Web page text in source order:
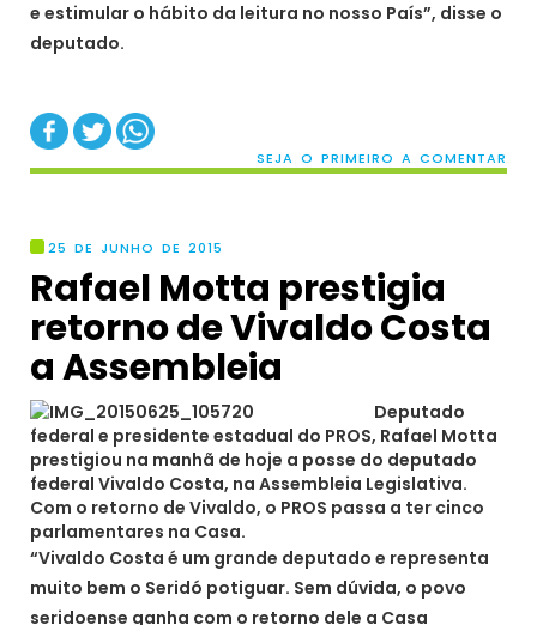
e estimular o hábito da leitura no nosso País”, disse o
deputado.
SEJA O PRIMEIRO A COMENTAR
25 DE JUNHO DE 2015
Rafael Motta prestigia
retorno de Vivaldo Costa
a Assembleia
Deputado
federal e presidente estadual do PROS, Rafael Motta
prestigiou na manhã de hoje a posse do deputado
federal Vivaldo Costa, na Assembleia Legislativa.
Com o retorno de Vivaldo, o PROS passa a ter cinco
parlamentares na Casa.
“Vivaldo Costa é um grande deputado e representa
muito bem o Seridó potiguar. Sem dúvida, o povo
seridoense ganha com o retorno dele a Casa